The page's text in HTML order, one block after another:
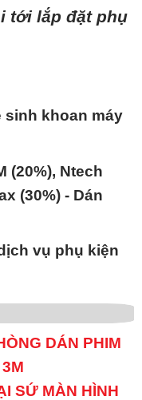
tới lắp đặt phụ
sinh khoan máy
(20%), Ntech
(30%) - Dán
vụ phụ kiện
DÁN PHIM
SỨ MÀN HÌNH